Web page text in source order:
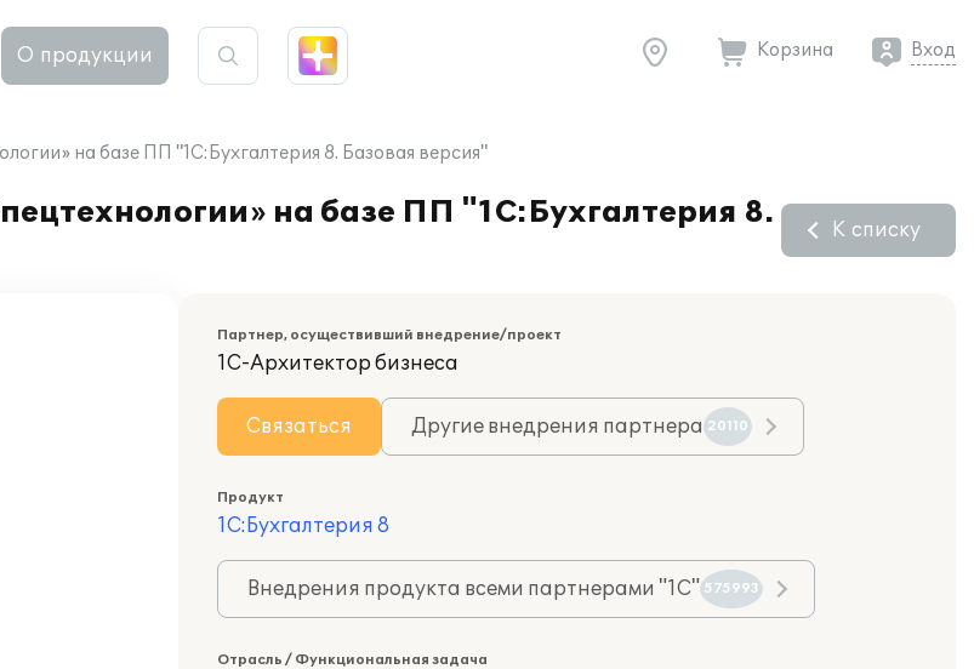
О продукции Корзина Вход
на базе ПП "1С:Бухгалтерия 8. Базовая версия"
на базе ПП "1С:Бухгалтерия 8.
К списку
Партнер, осуществивший внедрение/проект
1С-Архитектор бизнеса
Связаться Другие внедрения партнера 20110
Продукт
1С:Бухгалтерия 8
Внедрения продукта всеми партнерами "1С" 575993
Отрасль / Функциональная задача